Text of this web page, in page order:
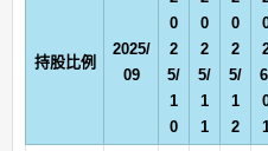
持股比例
2025/
09
0
2
5/
1
0
0
2
5/
1
1
0
2
5/
1
2